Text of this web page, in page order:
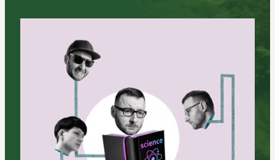
AI och transformation
Rekrytering & Interim